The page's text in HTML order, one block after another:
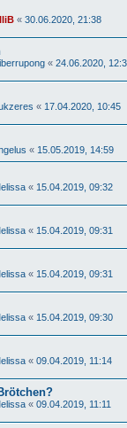
« 30.06.2020, 21:38
« 24.06.2020,
« 17.04.2020, 10:45
« 15.05.2019, 14:59
« 15.04.2019, 09:32
« 15.04.2019, 09:31
« 15.04.2019, 09:31
« 15.04.2019, 09:30
« 09.04.2019, 11:14
« 09.04.2019, 11:11